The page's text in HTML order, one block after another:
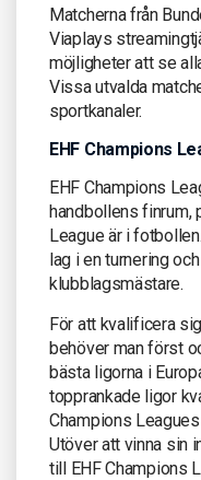
Matcherna från
Viaplays
möjligheter att se
Vissa utvalda
sportkanaler.
EHF Champions
EHF Champions
handbollens finrum,
League är i
lag i en turnering
klubblagsmästare.
För att kvalificera
behöver man först
bästa ligorna i
topprankade ligor
Champions
Utöver att vinna sin
till EHF Champions